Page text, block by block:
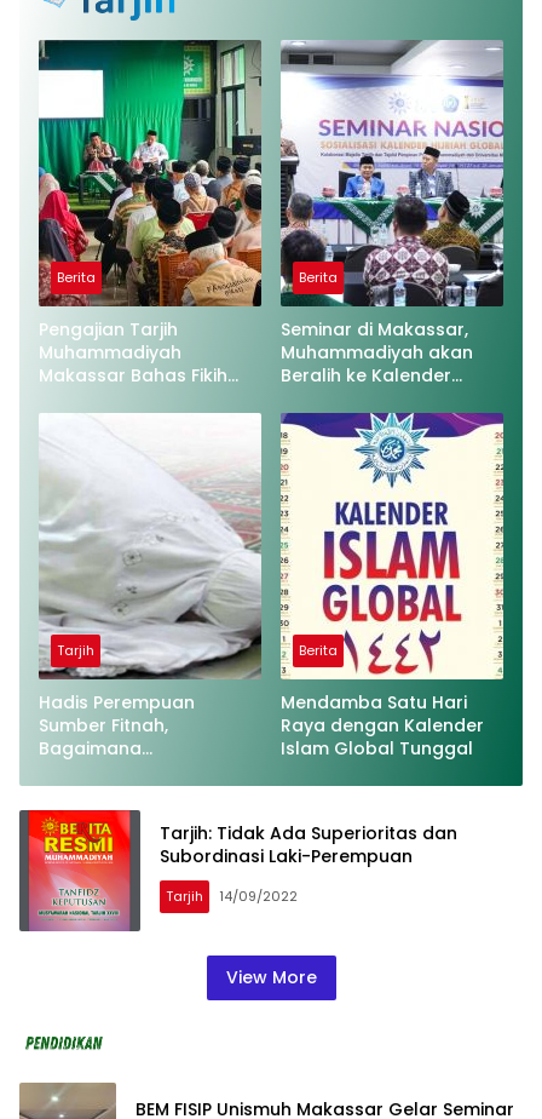
Berita
Pengajian Tarjih
Muhammadiyah
Makassar Bahas Fikih
Bertetangga
Berita
Seminar di Makassar,
Muhammadiyah akan
Beralih ke Kalender
Tarjih
Hadis Perempuan
Sumber Fitnah,
Bagaimana
Berita
Mendamba Satu Hari
Raya dengan Kalender
Islam Global Tunggal
Tarjih: Tidak Ada Superioritas dan
Subordinasi Laki-Perempuan
Tarjih 14/09/2022
View More
BEM FISIP Unismuh Makassar Gelar Seminar